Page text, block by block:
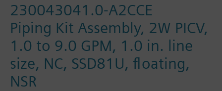
230043041.0-A2CCE
Piping Kit Assembly, 2W PICV,
1.0 to 9.0 GPM, 1.0 in. line
size, NC, SSD81U, floating,
NSR